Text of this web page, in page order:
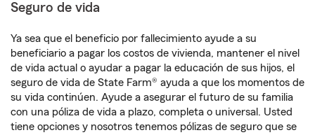
Seguro de vida
Ya sea que el beneficio por fallecimiento ayude a su
beneficiario a pagar los costos de vivienda, mantener el nivel
de vida actual o ayudar a pagar la educación de sus hijos, el
seguro de vida de State Farm® ayuda a que los momentos de
su vida continúen. Ayude a asegurar el futuro de su familia
con una póliza de vida a plazo, completa o universal. Usted
tiene opciones y nosotros tenemos pólizas de seguro que se